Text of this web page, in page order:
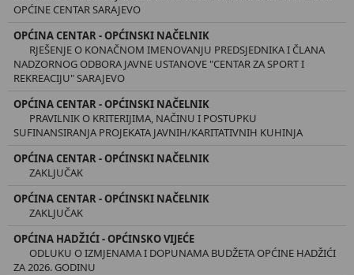
OPĆINE CENTAR SARAJEVO
OPĆINA CENTAR - OPĆINSKI NAČELNIK
RJEŠENJE O KONAČNOM IMENOVANJU PREDSJEDNIKA I ČLANA
NADZORNOG ODBORA JAVNE USTANOVE "CENTAR ZA SPORT I
REKREACIJU" SARAJEVO
OPĆINA CENTAR - OPĆINSKI NAČELNIK
PRAVILNIK O KRITERIJIMA, NAČINU I POSTUPKU
SUFINANSIRANJA PROJEKATA JAVNIH/KARITATIVNIH KUHINJA
OPĆINA CENTAR - OPĆINSKI NAČELNIK
ZAKLJUČAK
OPĆINA CENTAR - OPĆINSKI NAČELNIK
ZAKLJUČAK
OPĆINA HADŽIĆI - OPĆINSKO VIJEĆE
ODLUKU O IZMJENAMA I DOPUNAMA BUDŽETA OPĆINE HADŽIĆI
ZA 2026. GODINU